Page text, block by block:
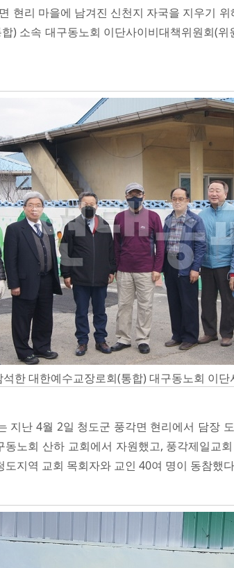
현리 마을에 남겨진 신천지 자국을 지우기
) 소속 대구동노회 이단사이비대책위원회(
한 대한예수교장로회(통합) 대구동노회 이
지난 4월 2일 청도군 풍각면 현리에서 담장
동노회 산하 교회에서 자원했고, 풍각제일교
도지역 교회 목회자와 교인 40여 명이 동참했